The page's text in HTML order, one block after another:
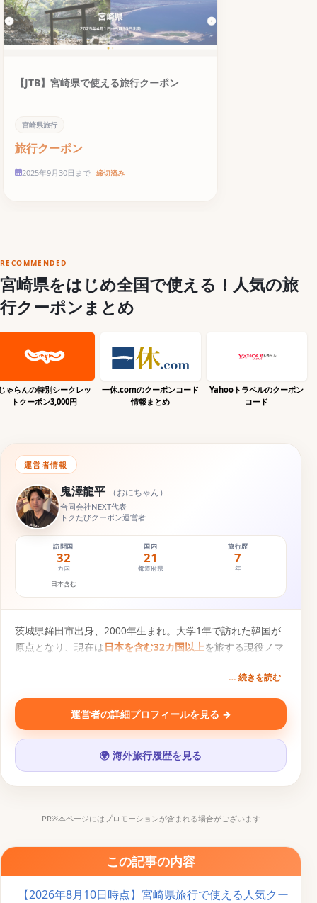
【JTB】宮崎県で使える旅行クーポン
宮崎県旅行
旅行クーポン
2025年9月30日まで 締切済み
RECOMMENDED
宮崎県をはじめ全国で使える！人気の旅
行クーポンまとめ
ゃらんの特別シークレッ
トクーポン3,000円
一休.comのクーポンコード
情報まとめ
Yahooトラベルのクーポン
コード
運営者情報
鬼澤龍平 （おにちゃん）
合同会社NEXT代表
トクたびクーポン運営者
訪問国
32
カ国
日本含む
国内
21
都道府県
旅行歴
7
年
茨城県鉾田市出身、2000年生まれ。大学1年で訪れた韓国が
原点となり、現在は日本を含む32カ国以上を旅する現役ノマ
を」という想いから、旅行クーポン比較サービス『トクた
び』を運営。一次情報にもとづく旅行コンテンツを発信中。
SNS・運営メディア
♪
… 続きを読む
運営者の詳細プロフィールを見る →
🌍 海外旅行履歴を見る
PR※本ページにはプロモーションが含まれる場合がございます
この記事の内容
【2026年8月10日時点】宮崎県旅行で使える人気クー